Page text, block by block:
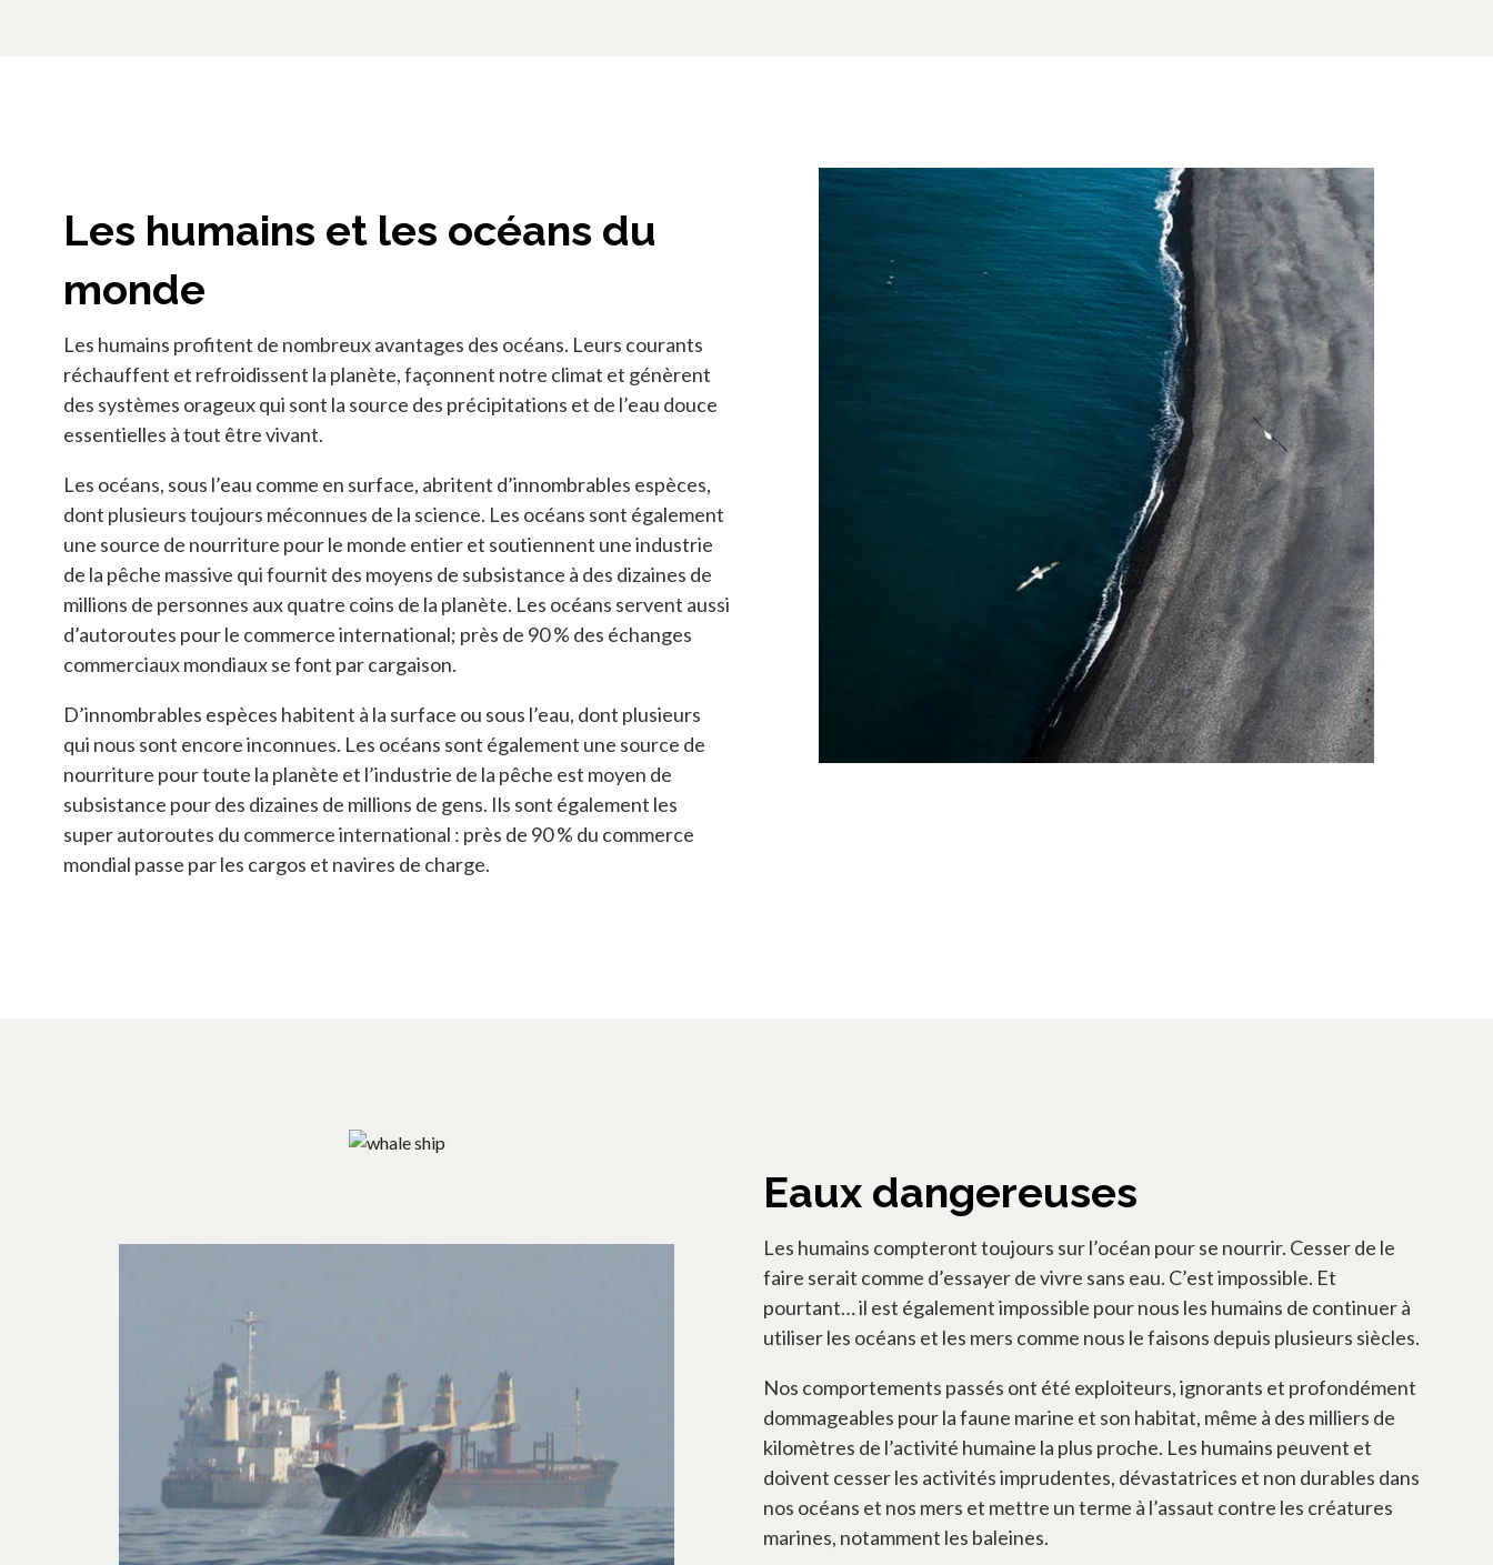
Les humains et les océans du
monde
Les humains profitent de nombreux avantages des océans. Leurs courants
réchauffent et refroidissent la planète, façonnent notre climat et génèrent
des systèmes orageux qui sont la source des précipitations et de l’eau douce
essentielles à tout être vivant.
Les océans, sous l’eau comme en surface, abritent d’innombrables espèces,
dont plusieurs toujours méconnues de la science. Les océans sont également
une source de nourriture pour le monde entier et soutiennent une industrie
de la pêche massive qui fournit des moyens de subsistance à des dizaines de
millions de personnes aux quatre coins de la planète. Les océans servent aussi
d’autoroutes pour le commerce international; près de 90 % des échanges
commerciaux mondiaux se font par cargaison.
D’innombrables espèces habitent à la surface ou sous l’eau, dont plusieurs
qui nous sont encore inconnues. Les océans sont également une source de
nourriture pour toute la planète et l’industrie de la pêche est moyen de
subsistance pour des dizaines de millions de gens. Ils sont également les
super autoroutes du commerce international : près de 90 % du commerce
mondial passe par les cargos et navires de charge.
Eaux dangereuses
Les humains compteront toujours sur l’océan pour se nourrir. Cesser de le
faire serait comme d’essayer de vivre sans eau. C’est impossible. Et
pourtant… il est également impossible pour nous les humains de continuer à
utiliser les océans et les mers comme nous le faisons depuis plusieurs siècles.
Nos comportements passés ont été exploiteurs, ignorants et profondément
dommageables pour la faune marine et son habitat, même à des milliers de
kilomètres de l’activité humaine la plus proche. Les humains peuvent et
doivent cesser les activités imprudentes, dévastatrices et non durables dans
nos océans et nos mers et mettre un terme à l’assaut contre les créatures
marines, notamment les baleines.